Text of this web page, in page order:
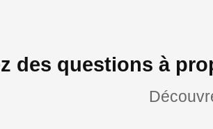
des questions à